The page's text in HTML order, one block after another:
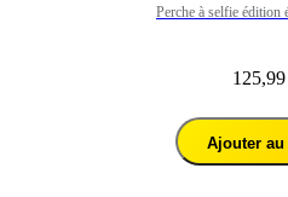
Perche à selfie édition
Ajouter au